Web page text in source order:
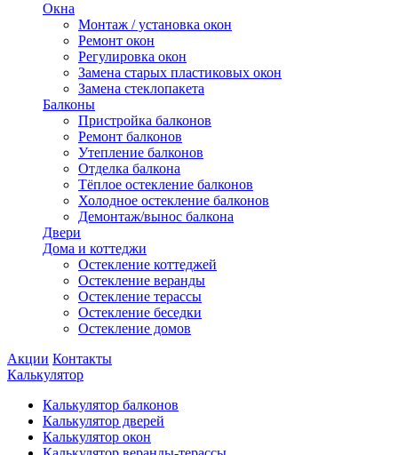
Окна
Монтаж / установка окон
Ремонт окон
Регулировка окон
Замена старых пластиковых окон
Замена стеклопакета
Балконы
Пристройка балконов
Ремонт балконов
Утепление балконов
Отделка балкона
Тёплое остекление балконов
Холодное остекление балконов
Демонтаж/вынос балкона
Двери
Дома и коттеджи
Остекление коттеджей
Остекление веранды
Остекление терассы
Остекление беседки
Остекление домов
Акции Контакты
Калькулятор
Калькулятор балконов
Калькулятор дверей
Калькулятор окон